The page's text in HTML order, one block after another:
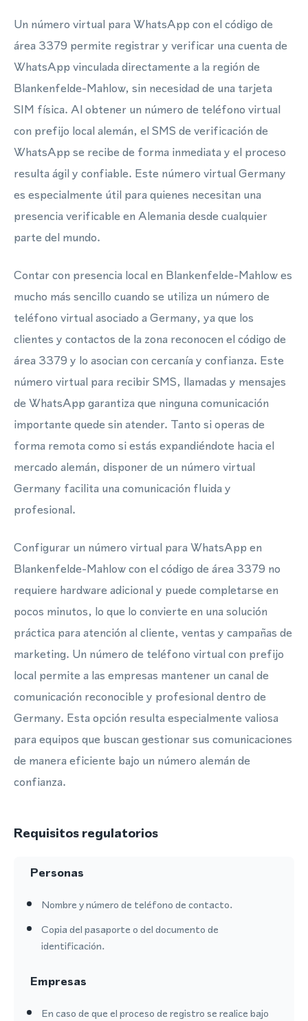
Un número virtual para WhatsApp con el código de
área 3379 permite registrar y verificar una cuenta de
WhatsApp vinculada directamente a la región de
Blankenfelde-Mahlow, sin necesidad de una tarjeta
SIM física. Al obtener un número de teléfono virtual
con prefijo local alemán, el SMS de verificación de
WhatsApp se recibe de forma inmediata y el proceso
resulta ágil y confiable. Este número virtual Germany
es especialmente útil para quienes necesitan una
presencia verificable en Alemania desde cualquier
parte del mundo.
Contar con presencia local en Blankenfelde-Mahlow es
mucho más sencillo cuando se utiliza un número de
teléfono virtual asociado a Germany, ya que los
clientes y contactos de la zona reconocen el código de
área 3379 y lo asocian con cercanía y confianza. Este
número virtual para recibir SMS, llamadas y mensajes
de WhatsApp garantiza que ninguna comunicación
importante quede sin atender. Tanto si operas de
forma remota como si estás expandiéndote hacia el
mercado alemán, disponer de un número virtual
Germany facilita una comunicación fluida y
profesional.
Configurar un número virtual para WhatsApp en
Blankenfelde-Mahlow con el código de área 3379 no
requiere hardware adicional y puede completarse en
pocos minutos, lo que lo convierte en una solución
práctica para atención al cliente, ventas y campañas de
marketing. Un número de teléfono virtual con prefijo
local permite a las empresas mantener un canal de
comunicación reconocible y profesional dentro de
Germany. Esta opción resulta especialmente valiosa
para equipos que buscan gestionar sus comunicaciones
de manera eficiente bajo un número alemán de
confianza.
Requisitos regulatorios
Personas
Nombre y número de teléfono de contacto.
Copia del pasaporte o del documento de
identificación.
Empresas
En caso de que el proceso de registro se realice bajo